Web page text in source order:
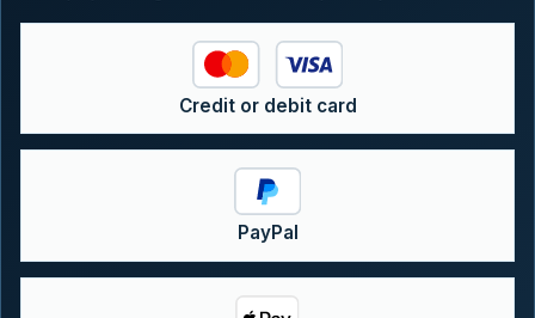
Credit or debit card
PayPal